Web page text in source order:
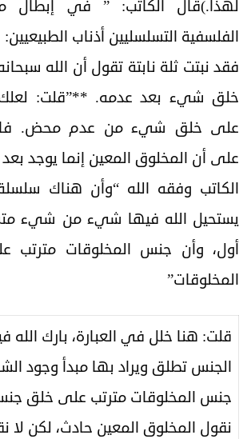
لهذا.)قال الكاتب: ” في إبطال
الفلسفية التسلسليين أذناب الطبيعيين:
فقد نبتت ثلة نابتة تقول أن الله
خلق شيء بعد عدمه. **”قلت: لعلك
على خلق شيء من عدم محض.
على أن المخلوق المعين إنما يوجد
الكاتب وفقه الله “وأن هناك
يستحيل الله فيها شيء من شيء
أول، وأن جنس المخلوقات
المخلوقات”
قلت: هنا خلل في العبارة، بارك الله
الجنس تطلق ويراد بها مبدأ وجود
جنس المخلوقات مترتب على خلق
نقول المخلوق المعين حادث، لكن